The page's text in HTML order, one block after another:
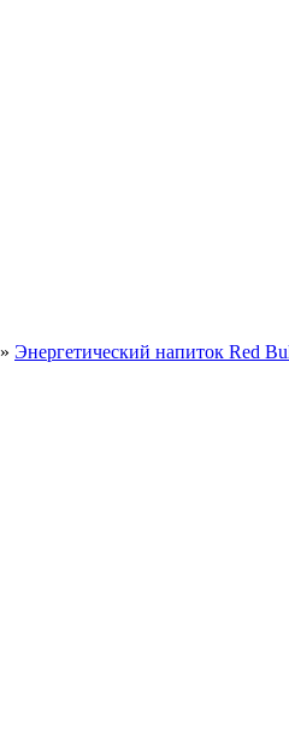
» Энергетический напиток Red